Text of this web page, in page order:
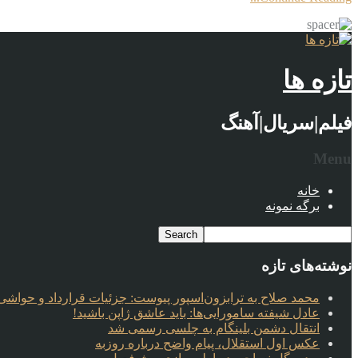
تازه ها
فیلم|سریال|آهنگ
Menu
خانه
برگه نمونه
نوشته‌های تازه
محمد صلاح به ترابزون‌اسپور پیوست: جزئیات قرارداد و حواشی
عادل شیفته سامورایی‌ها: باید عاشق ژاپن باشید!
انتقال دشمن بلینگام به چلسی رسمی شد
عکس اول استقلال، پیام واضح درباره روزبه